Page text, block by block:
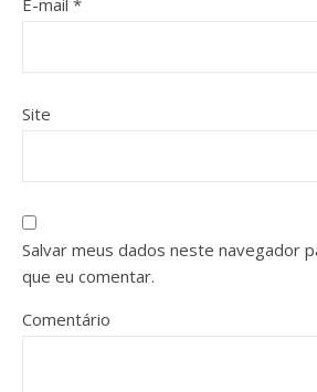
Site
Salvar meus dados neste navegador
que eu comentar.
Comentário